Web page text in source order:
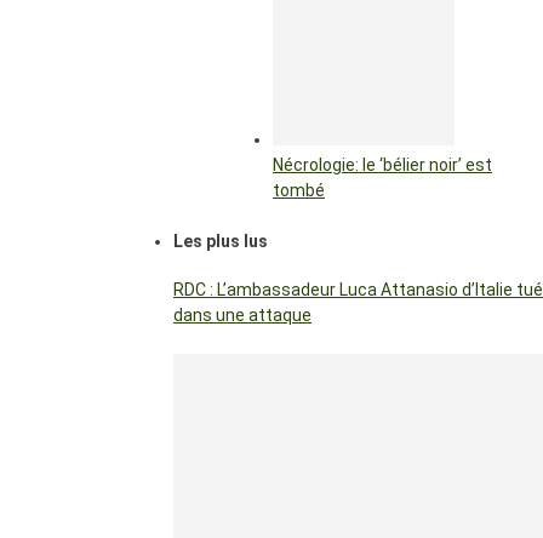
Nécrologie: le ‘bélier noir’ est
tombé
Les plus lus
RDC : L’ambassadeur Luca Attanasio d’Italie tué
dans une attaque